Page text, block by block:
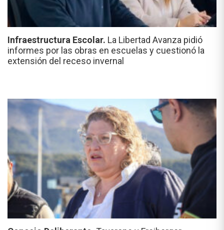
Infraestructura Escolar. La Libertad Avanza pidió
informes por las obras en escuelas y cuestionó la
extensión del receso invernal